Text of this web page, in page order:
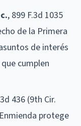
, 899 F.3d 1035
de la Primera
de interés
cumplen
436 (9th Cir.
protege